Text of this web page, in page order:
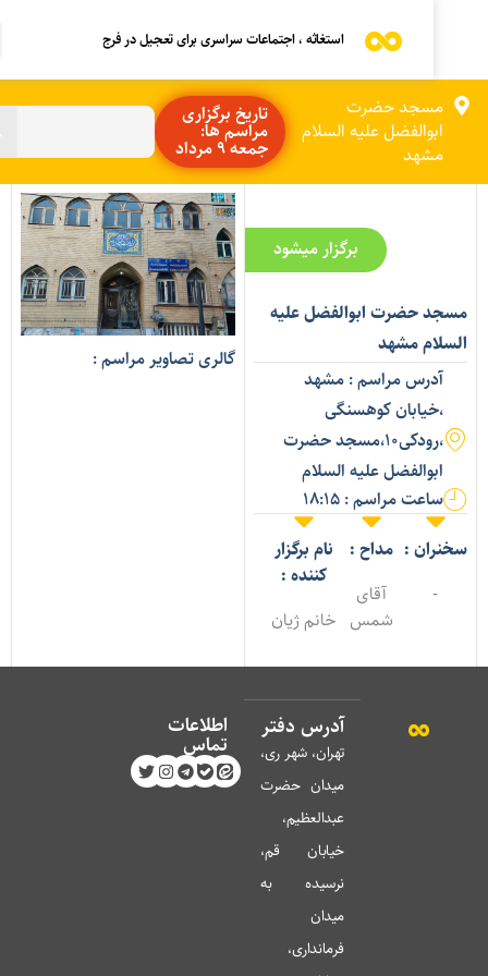
استغاثه ، اجتماعات سراسری برای تعجیل در فرج
مسجد حضرت
ابوالفضل علیه السلام
مشهد
تاریخ برگزاری
مراسم ها:
جمعه 9 مرداد
برگزار میشود
حضرت ابوالفضل علیه
مشهد
آدرس مراسم : مشهد
،خیابان کوهسنگی
،رودکی۱۰،مسجد حضرت
ابوالفضل علیه السلام
ساعت مراسم : 18:15
: مداح :
آقای
شمس
نام برگزار
کننده :
خانم ژیان
گالری تصاویر مراسم :
آدرس دفتر
تهران، شهر ری،
میدان حضرت
عبدالعظیم،
خیابان قم،
نرسیده به
میدان
فرمانداری،
اطلاعات
تماس